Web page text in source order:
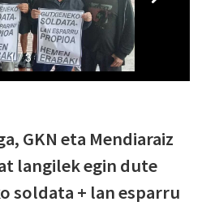
GKN eta Mendiaraiz
langilek egin dute
soldata + lan esparru